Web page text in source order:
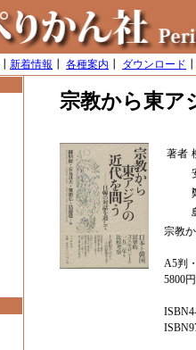
新着情報 各種案内 ダウンロード
宗教から東ア
著者
宗教
A5判
5800